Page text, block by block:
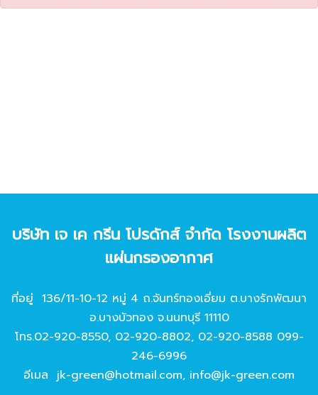
บริษัท เจ เค กรีน โปรดักส์ จํากัด โรงงานผลิต
แผ่นกรองอากาศ
ที่อยู่ 136/11-10-12 หมู่ 4 ถ.จันทร์ทองเอี่ยม ต.บางรักพัฒนา
อ.บางบัวทอง จ.นนทบุรี 11110
โทร.02-920-8550, 02-920-8802, 02-920-8588 099-
246-6996
อีเมล jk-green@hotmail.com, info@jk-green.com